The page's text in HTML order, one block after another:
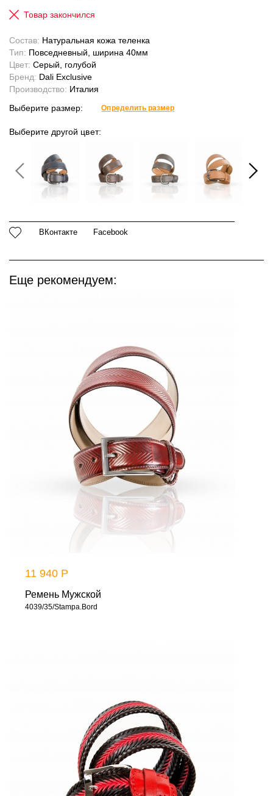
Товар закончился
Состав: Натуральная кожа теленка
Тип: Повседневный, ширина 40мм
Цвет: Серый, голубой
Бренд: Dali Exclusive
Производство: Италия
Выберите размер:
Определить размер
Выберите другой цвет:
ВКонтакте Facebook
Еще рекомендуем:
11 940 Р
Ремень Мужской
4039/35/Stampa.Bord